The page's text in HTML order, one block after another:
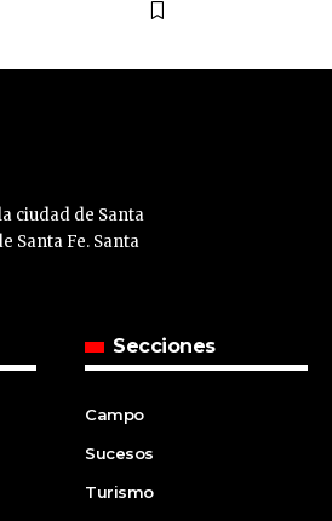
ciudad de Santa
Santa Fe. Santa
Secciones
Campo
Sucesos
Turismo